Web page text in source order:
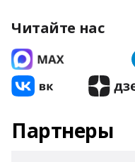
Читайте нас
Партнеры